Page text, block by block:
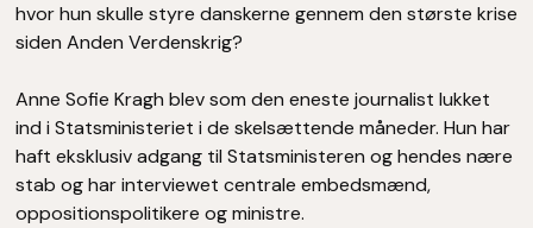
hvor hun skulle styre danskerne gennem den største krise
siden Anden Verdenskrig?
Anne Sofie Kragh blev som den eneste journalist lukket
ind i Statsministeriet i de skelsættende måneder. Hun har
haft eksklusiv adgang til Statsministeren og hendes nære
stab og har interviewet centrale embedsmænd,
oppositionspolitikere og ministre.